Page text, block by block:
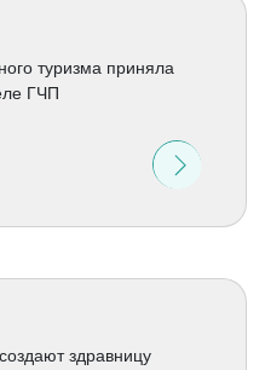
туризма приняла
ГЧП
здравницу